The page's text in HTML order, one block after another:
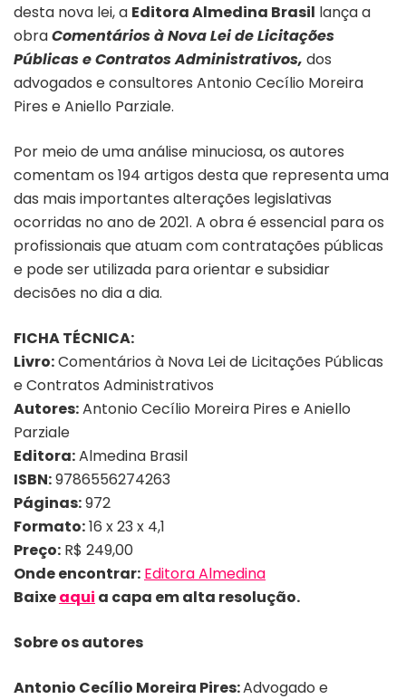
desta nova lei, a Editora Almedina Brasil lança a
obraComentários à Nova Lei de Licitações
Públicas e Contratos Administrativos, dos
advogados e consultores Antonio Cecílio Moreira
Pires e Aniello Parziale.
Por meio de uma análise minuciosa, os autores
comentam os 194 artigos desta que representa uma
das mais importantes alterações legislativas
ocorridas no ano de 2021. A obra é essencial para os
profissionais que atuam com contratações públicas
e pode ser utilizada para orientar e subsidiar
decisões no dia a dia.
FICHA TÉCNICA:
Livro:Comentários à Nova Lei de Licitações Públicas
e Contratos Administrativos
Autores:Antonio Cecílio Moreira Pires e Aniello
Parziale
Editora:Almedina Brasil
ISBN:9786556274263
Páginas:972
Formato:16 x 23 x 4,1
Preço: R$ 249,00
Onde encontrar: Editora Almedina
Baixeaqui a capa em alta resolução.
Sobre os autores
Antonio Cecílio Moreira Pires:Advogado e